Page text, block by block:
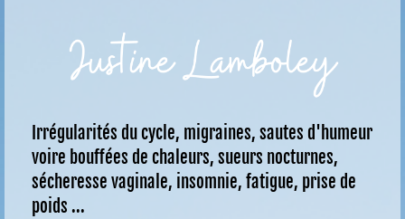
Irrégularités du cycle, migraines, sautes d'humeur
voire bouffées de chaleurs, sueurs nocturnes,
sécheresse vaginale, insomnie, fatigue, prise de
poids ...